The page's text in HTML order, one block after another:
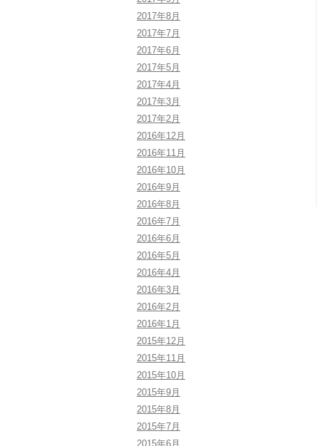
2017年8月
2017年7月
2017年6月
2017年5月
2017年4月
2017年3月
2017年2月
2016年12月
2016年11月
2016年10月
2016年9月
2016年8月
2016年7月
2016年6月
2016年5月
2016年4月
2016年3月
2016年2月
2016年1月
2015年12月
2015年11月
2015年10月
2015年9月
2015年8月
2015年7月
2015年6月